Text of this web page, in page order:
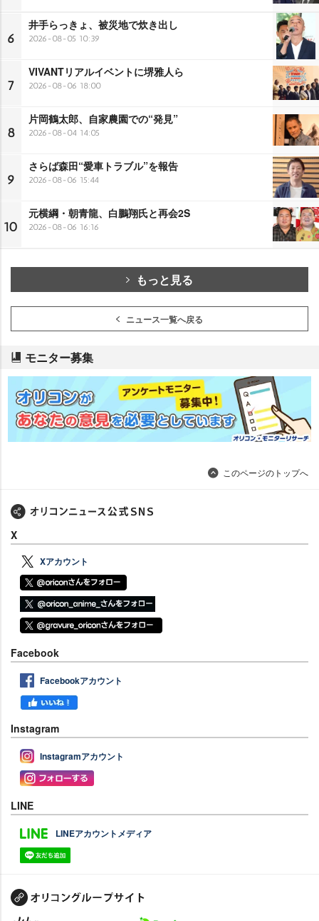
6
井手らっきょ、被災地で炊き出し
2026-08-05 10:39
7
VIVANTリアルイベントに堺雅人ら
2026-08-06 18:00
8
片岡鶴太郎、自家農園での“発見”
2026-08-04 14:05
9
さらば森田“愛車トラブル”を報告
2026-08-06 15:44
10
元横綱・朝青龍、白鵬翔氏と再会2S
2026-08-06 16:16
もっと見る
ニュース一覧へ戻る
モニター募集
このページのトップへ
X
Xアカウント
Facebook
Facebookアカウント
Instagram
Instagramアカウント
LINE
LINEアカウントメディア